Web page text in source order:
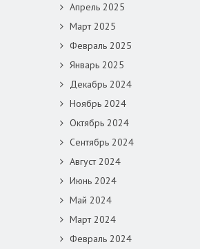
Апрель 2025
Март 2025
Февраль 2025
Январь 2025
Декабрь 2024
Ноябрь 2024
Октябрь 2024
Сентябрь 2024
Август 2024
Июнь 2024
Май 2024
Март 2024
Февраль 2024